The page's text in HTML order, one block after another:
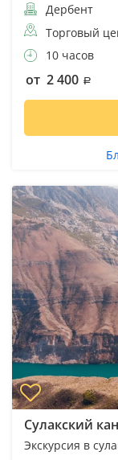
Дербент
Торговый
10 часов
от 2 400
Сулакский
Экскурсия в